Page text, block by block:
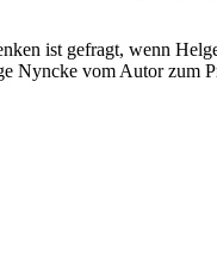
ist gefragt, wenn
Nyncke vom Autor zum